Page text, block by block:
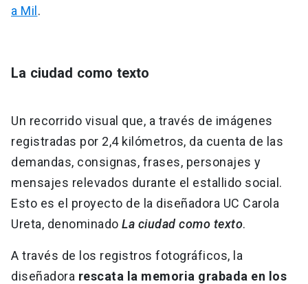
a Mil.
La ciudad como texto
Un recorrido visual que, a través de imágenes
registradas por 2,4 kilómetros, da cuenta de las
demandas, consignas, frases, personajes y
mensajes relevados durante el estallido social.
Esto es el proyecto de la diseñadora UC Carola
Ureta, denominado La ciudad como texto.
A través de los registros fotográficos, la
diseñadora rescata la memoria grabada en los